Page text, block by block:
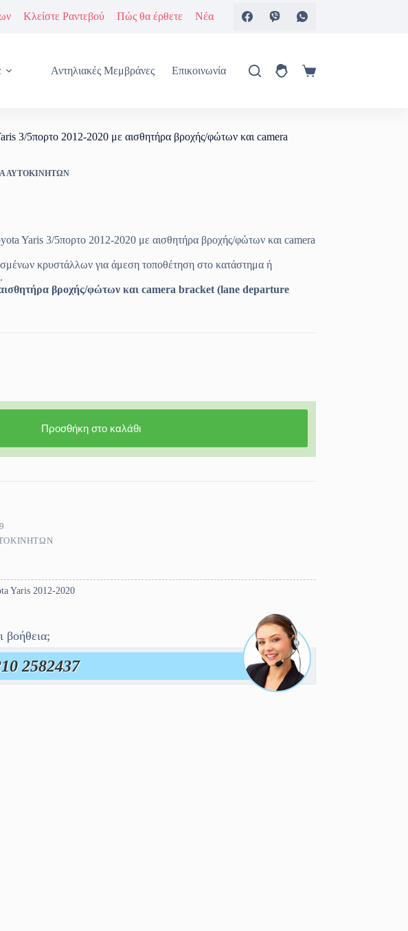
Κλείστε Ραντεβού Πώς θα έρθετε Νέα
Αντηλιακές Μεμβράνες Επικοινωνία
Καλάθι
3/5πορτο 2012-2020 με αισθητήρα βροχής/φώτων και camera
ΑΥΤΟΚΙΝΉΤΩΝ
Yaris 3/5πορτο 2012-2020 με αισθητήρα βροχής/φώτων και camera
κρυστάλλων για άμεση τοποθέτηση στο κατάστημα ή
βροχής/φώτων και camera bracket (lane departure
Προσθήκη στο καλάθι
Yaris 2012-2020
βοήθεια;
2582437